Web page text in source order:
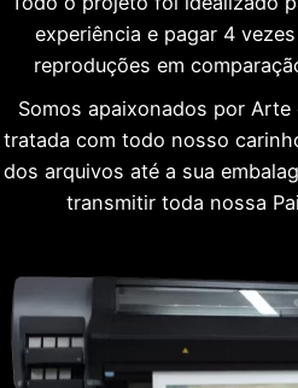
experiência e pagar 4
reproduções em
Somos apaixonados por Arte
tratada com todo nosso
dos arquivos até a sua
transmitir toda nossa